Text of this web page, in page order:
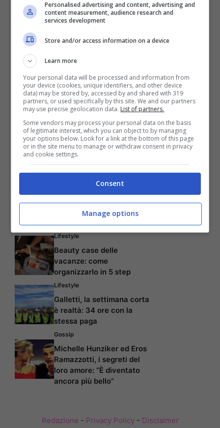
Articoli recenti
Bellezza
Ritmi frenetici e pelle:
come proteggere il viso
ogni giorno
Bellezza
prevenire la secchezza
Capelli
Capelli che si spezzano:
Lifestyle
Beauty case delle
vacanze: come
organizzarlo in 5 step
Lifestyle
Galletti, la settimana corta
è realtà: 34 ore con la
stessa paga
Gossip
Michelle Hunziker ed Eros
Ramazzotti, i segreti del
loro amore: “È diventato
ancora più bello”
Redazione - Privacy Policy- Disclaimer
Personalised advertising and content, advertising and
content measurement, audience research and
services development
Store and/or access information on a device
Learn more
Your personal data will be processed and information from
your device (cookies, unique identifiers, and other device
data) may be stored by, accessed by and shared with 319
partners, or used specifically by this site. We and our partners
may use precise geolocation data. List of partners.
Some vendors may process your personal data on the basis
of legitimate interest, which you can object to by managing
your options below. Look for a link at the bottom of this page
or in the site menu to manage or withdraw consent in privacy
and cookie settings.
Consent
Manage options